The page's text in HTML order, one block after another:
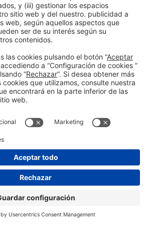
que dan forma al